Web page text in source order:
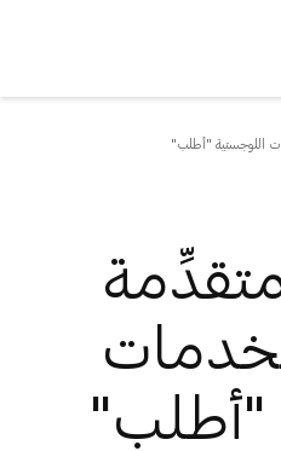
اللوجستية "أطلب"
"أطلب"